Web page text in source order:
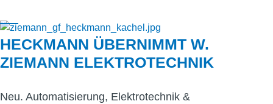
HECKMANN ÜBERNIMMT W.
ZIEMANN ELEKTROTECHNIK
Neu. Automatisierung, Elektrotechnik &